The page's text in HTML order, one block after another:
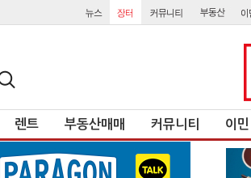
렌트 부동산매매 커뮤니티 이민